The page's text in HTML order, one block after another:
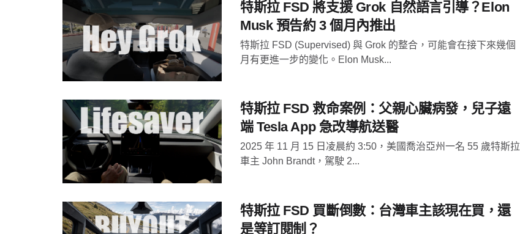
特斯拉 FSD 將支援 Grok 自然語言引導？Elon
Musk 預告約 3 個月內推出
特斯拉 FSD (Supervised) 與 Grok 的整合，可能會在接下來幾個
月有更進一步的變化。Elon Musk...
特斯拉 FSD 救命案例：父親心臟病發，兒子遠
端 Tesla App 急改導航送醫
2025 年 11 月 15 日凌晨約 3:50，美國喬治亞州一名 55 歲特斯拉
車主 John Brandt，駕駛 2...
特斯拉 FSD 買斷倒數：台灣車主該現在買，還
是等訂閱制？